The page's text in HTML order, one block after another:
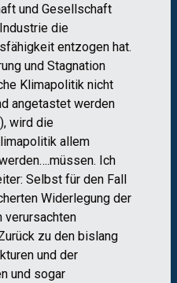
und Gesellschaft
die
entzogen hat.
und Stagnation
Klimapolitik nicht
angetastet werden
wird die
allem
Ich
Selbst für den Fall
Widerlegung der
verursachten
zu den bislang
und der
und sogar